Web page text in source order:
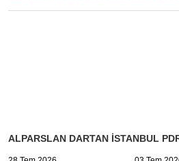
ALPARSLAN DARTAN İSTANBUL